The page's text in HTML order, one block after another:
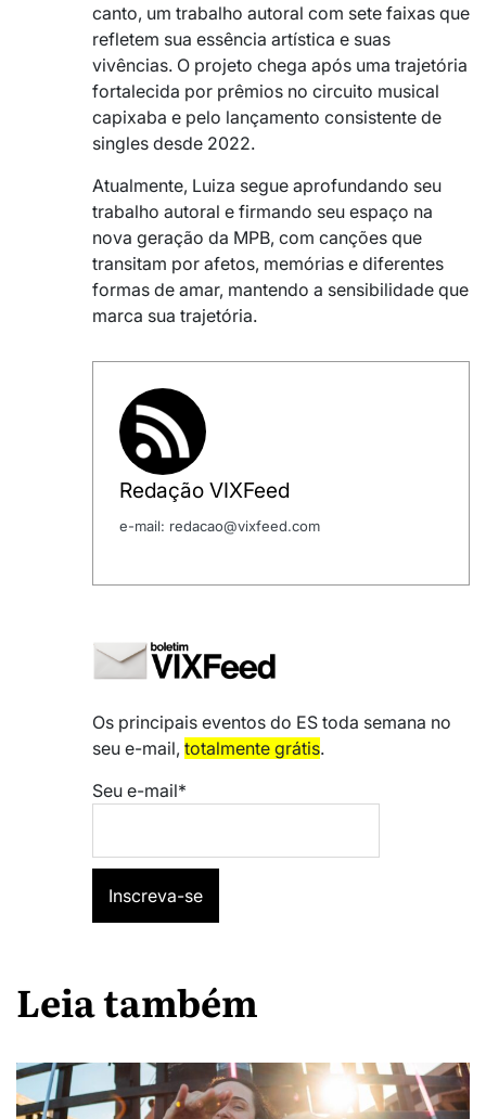
canto, um trabalho autoral com sete faixas que
refletem sua essência artística e suas
vivências. O projeto chega após uma trajetória
fortalecida por prêmios no circuito musical
capixaba e pelo lançamento consistente de
singles desde 2022.
Atualmente, Luiza segue aprofundando seu
trabalho autoral e firmando seu espaço na
nova geração da MPB, com canções que
transitam por afetos, memórias e diferentes
formas de amar, mantendo a sensibilidade que
marca sua trajetória.
Redação VIXFeed
e-mail: redacao@vixfeed.com
Os principais eventos do ES toda semana no
seu e-mail, totalmente grátis.
Seu e-mail*
Leia também